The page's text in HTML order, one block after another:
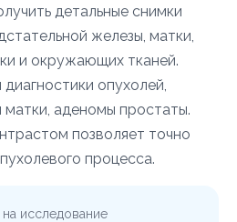
детальные снимки
железы, матки,
и окружающих тканей.
опухолей,
аденомы простаты.
позволяет точно
процесса.
на исследование